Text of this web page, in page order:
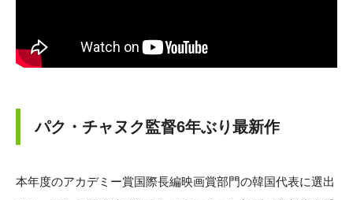
パク・チャヌク監督6年ぶり最新作
本年度のアカデミー賞国際長編映画賞部門の韓国代表に選出